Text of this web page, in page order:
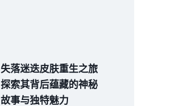
失落迷迭皮肤重生之旅
探索其背后蕴藏的神秘
故事与独特魅力